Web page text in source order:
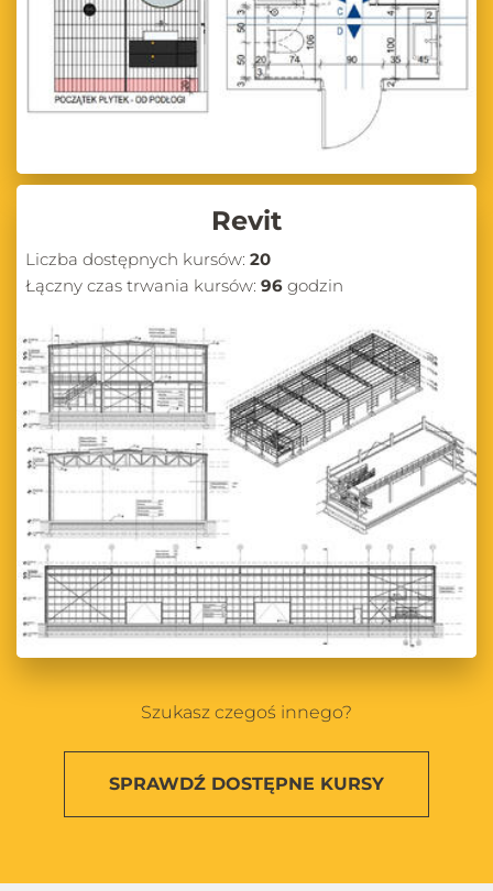
Revit
Liczba dostępnych kursów: 20
Łączny czas trwania kursów: 96 godzin
Szukasz czegoś innego?
SPRAWDŹ DOSTĘPNE KURSY